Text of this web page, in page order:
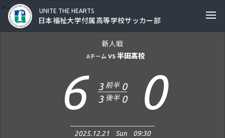
日本福祉大学付属高等学校サッカー部
UNITE THE HEARTS
日本福祉大学付属高等学校サッカー部
新人戦
Aチーム VS 半田高校
6 3 前半 0
3 後半 0 0
2025.12.21 Sun 09:30